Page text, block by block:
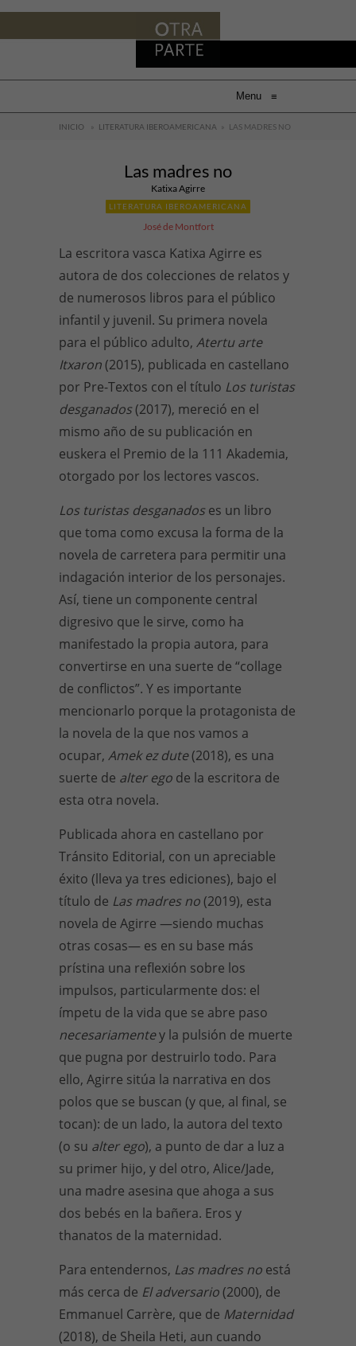
Menu ≡
INICIO » LITERATURA IBEROAMERICANA » LAS MADRES NO
Las madres no
Katixa Agirre
LITERATURA IBEROAMERICANA
José de Montfort
La escritora vasca Katixa Agirre es
autora de dos colecciones de relatos y
de numerosos libros para el público
infantil y juvenil. Su primera novela
para el público adulto, Atertu arte
Itxaron(2015), publicada en castellano
por Pre-Textos con el título Los turistas
desganados(2017), mereció en el
mismo año de su publicación en
euskera el Premio de la 111 Akademia,
otorgado por los lectores vascos.
Los turistas desganados es un libro
que toma como excusa la forma de la
novela de carretera para permitir una
indagación interior de los personajes.
Así, tiene un componente central
digresivo que le sirve, como ha
manifestado la propia autora, para
convertirse en una suerte de “collage
de conflictos”. Y es importante
mencionarlo porque la protagonista de
la novela de la que nos vamos a
ocupar, Amek ez dute(2018), es una
suerte de alter ego de la escritora de
esta otra novela.
Publicada ahora en castellano por
Tránsito Editorial, con un apreciable
éxito (lleva ya tres ediciones), bajo el
título de Las madres no(2019), esta
novela de Agirre —siendo muchas
otras cosas— es en su base más
prístina una reflexión sobre los
impulsos, particularmente dos: el
ímpetu de la vida que se abre paso
necesariamentey la pulsión de muerte
que pugna por destruirlo todo. Para
ello, Agirre sitúa la narrativa en dos
polos que se buscan (y que, al final, se
tocan): de un lado, la autora del texto
(o su alter ego), a punto de dar a luz a
su primer hijo, y del otro, Alice/Jade,
una madre asesina que ahoga a sus
dos bebés en la bañera. Eros y
thanatos de la maternidad.
Para entendernos, Las madres no está
más cerca de El adversario(2000), de
Emmanuel Carrère, que de Maternidad
(2018), de Sheila Heti, aun cuando